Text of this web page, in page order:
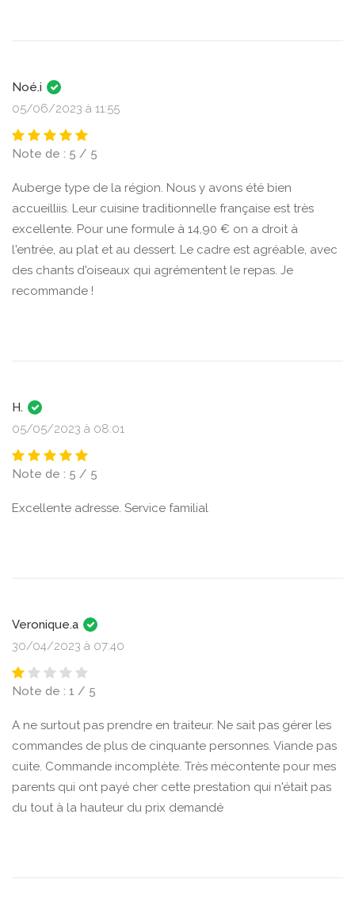
Noé.i
05/06/2023 à 11:55
Note de : 5 / 5
Auberge type de la région. Nous y avons été bien
accueilliis. Leur cuisine traditionnelle française est très
excellente. Pour une formule à 14,90 € on a droit à
l'entrée, au plat et au dessert. Le cadre est agréable, avec
des chants d'oiseaux qui agrémentent le repas. Je
recommande !
H.
05/05/2023 à 08:01
Note de : 5 / 5
Excellente adresse. Service familial
Veronique.a
30/04/2023 à 07:40
Note de : 1 / 5
A ne surtout pas prendre en traiteur. Ne sait pas gérer les
commandes de plus de cinquante personnes. Viande pas
cuite. Commande incomplète. Très mécontente pour mes
parents qui ont payé cher cette prestation qui n'était pas
du tout à la hauteur du prix demandé